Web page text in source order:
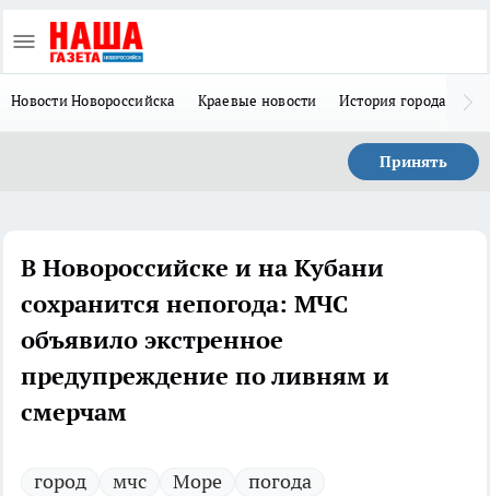
Новости Новороссийска Краевые новости История города Н
Принять
В Новороссийске и на Кубани
сохранится непогода: МЧС
объявило экстренное
предупреждение по ливням и
смерчам
город мчс Море погода